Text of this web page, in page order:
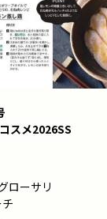
スメ2026SS
ローサリ